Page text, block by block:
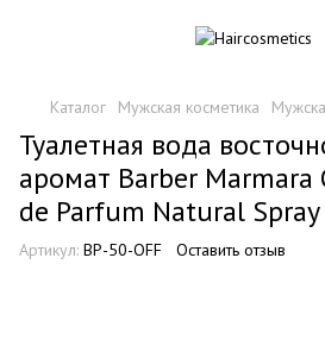
Каталог Мужская косметика
Туалетная вода
аромат Barber Marmara
de Parfum Natural
Артикул: BP-50-OFF Оставить отзыв